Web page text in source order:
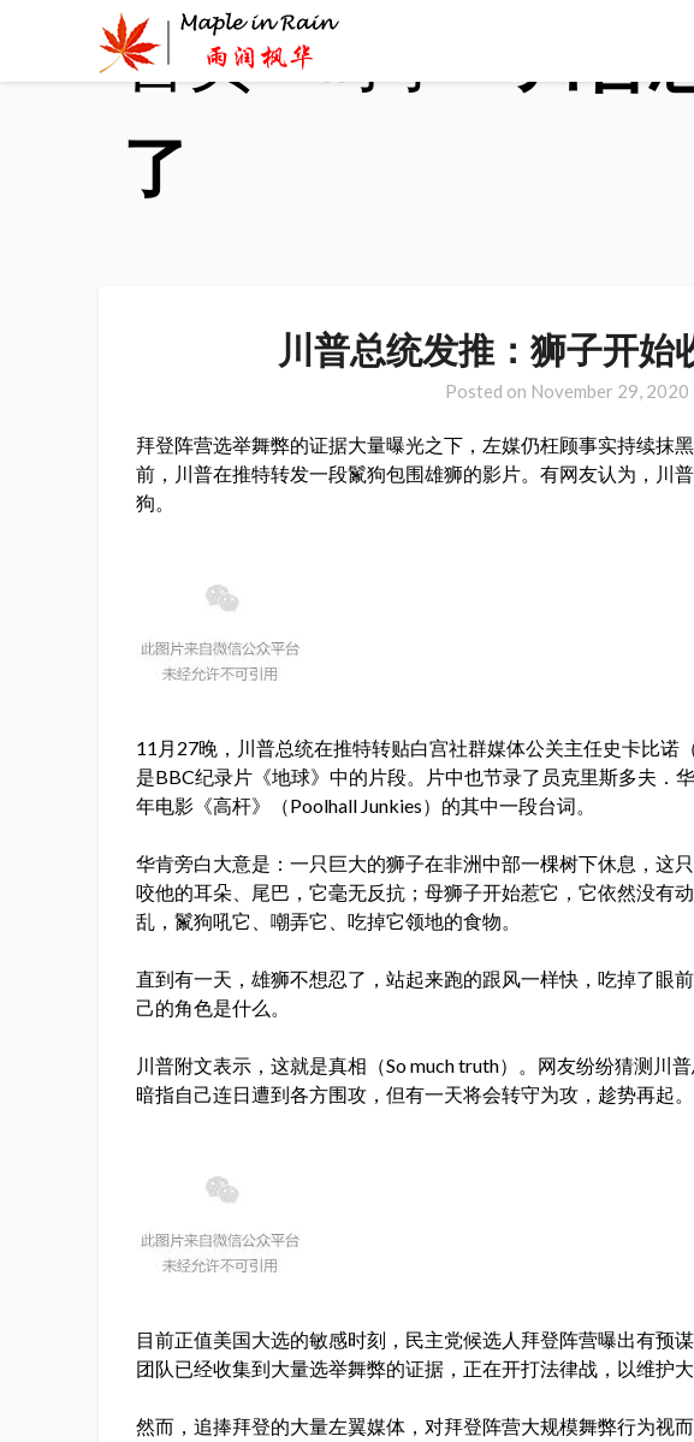
content
首页>时事>川普
了
川普总统发推：狮子开始
Posted on November 29, 2020
拜登阵营选举舞弊的证据大量曝光之下，左媒仍枉顾事实持续抹
前，川普在推特转发一段鬣狗包围雄狮的影片。有网友认为，川
狗。
11月27晚，川普总统在推特转贴白宫社群媒体公关主任史卡比诺
是BBC纪录片《地球》中的片段。片中也节录了员克里斯多夫．
年电影《高杆》（Poolhall Junkies）的其中一段台词。
华肯旁白大意是：一只巨大的狮子在非洲中部一棵树下休息，这
咬他的耳朵、尾巴，它毫无反抗；母狮子开始惹它，它依然没有
乱，鬣狗吼它、嘲弄它、吃掉它领地的食物。
直到有一天，雄狮不想忍了，站起来跑的跟风一样快，吃掉了眼
己的角色是什么。
川普附文表示，这就是真相（So much truth）。网友纷纷猜测川
暗指自己连日遭到各方围攻，但有一天将会转守为攻，趁势再起。
目前正值美国大选的敏感时刻，民主党候选人拜登阵营曝出有预
团队已经收集到大量选举舞弊的证据，正在开打法律战，以维护大
然而，追捧拜登的大量左翼媒体，对拜登阵营大规模舞弊行为视